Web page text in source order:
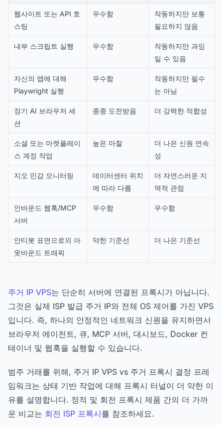
웹사이트 또는 API 호
스팅
우수함
작동하지만 보통
필요하지 않음
내부 스크립트 실행 우수함
작동하지만 과잉
일 수 있음
자신의 앱에 대해
Playwright 실행
우수함
작동하지만 필수
는 아님
장기 AI 브라우저 세
션
종종 도전받음 더 강력한 적합성
소셜 또는 마켓플레이
스 계정 작업
높은 마찰
더 나은 신원 연속
성
지오 민감 모니터링
데이터센터 위치
에 따라 다름
더 자연스러운 지
역적 관점
인바운드 웹훅/MCP
서버
우수함 우수함
안티봇 표면으로의 아
웃바운드 트래픽
약한 기준선 더 나은 기준선
주거 IP VPS는 단순히 서버에 연결된 프록시가 아닙니다.
그것은 실제 ISP 발급 주거 IP와 전체 OS 제어를 가진 VPS
입니다. 즉, 하나의 안정적인 네트워크 신원을 유지하면서
브라우저 에이전트, 큐, MCP 서버, 대시보드, Docker 컨
테이너 및 웹훅을 실행할 수 있습니다.
범주 거래를 위해, 주거 IP VPS vs 주거 프록시 결정 프레
임워크는 상태 기반 작업에 대해 프록시 터널이 더 약한 이
유를 설명합니다. 정적 및 회전 프록시 제품 간의 더 가까
운 비교는 회전 ISP 프록시를 참조하세요.